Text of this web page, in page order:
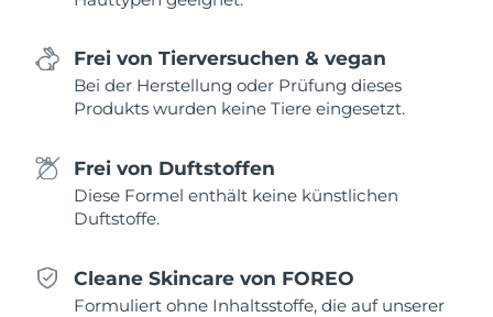
Frei von Tierversuchen & vegan
Bei der Herstellung oder Prüfung dieses
Produkts wurden keine Tiere eingesetzt.
Frei von Duftstoffen
Diese Formel enthält keine künstlichen
Duftstoffe.
Cleane Skincare von FOREO
Formuliert ohne Inhaltsstoffe, die auf unserer
Singapur Erwartete Lieferung
Slowenien Erwartete Lieferung
Südkorea